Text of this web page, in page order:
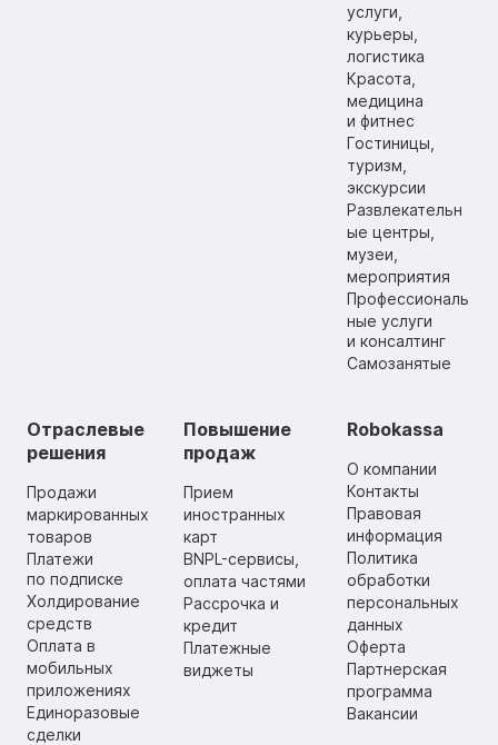
услуги,
курьеры,
логистика
Красота,
медицина
и фитнес
Гостиницы,
туризм,
экскурсии
Развлекательн
ые центры,
музеи,
мероприятия
Профессиональ
ные услуги
и консалтинг
Самозанятые
Отраслевые
решения
Продажи
маркированных
товаров
Платежи
по подписке
Холдирование
средств
Оплата в
мобильных
приложениях
Единоразовые
сделки
Повышение
продаж
Прием
иностранных
карт
BNPL-сервисы,
оплата частями
Рассрочка и
кредит
Платежные
виджеты
Robokassa
О компании
Контакты
Правовая
информация
Политика
обработки
персональных
данных
Оферта
Партнерская
программа
Вакансии